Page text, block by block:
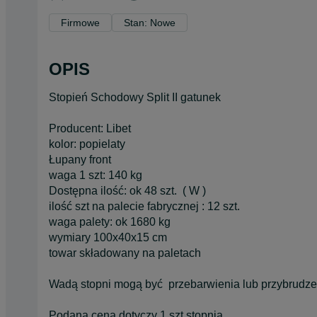
Firmowe Stan: Nowe
OPIS
Stopień Schodowy Split II gatunek
Producent: Libet
kolor: popielaty
Łupany front
waga 1 szt: 140 kg
Dostępna ilość: ok 48 szt. ( W )
ilość szt na palecie fabrycznej : 12 szt.
waga palety: ok 1680 kg
wymiary 100x40x15 cm
towar składowany na paletach
Wadą stopni mogą być przebarwienia lub